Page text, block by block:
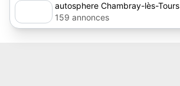
autosphere Chambray-lès-Tours
159 annonces